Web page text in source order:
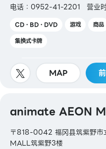
电话：0952-41-2201
营业
CD・BD・DVD 游戏 商品
集换式卡牌
MAP
animate AEON
〒818-0042 福冈县筑紫野
MALL筑紫野3楼